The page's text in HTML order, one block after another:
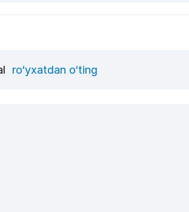
ro‘yxatdan o‘ting